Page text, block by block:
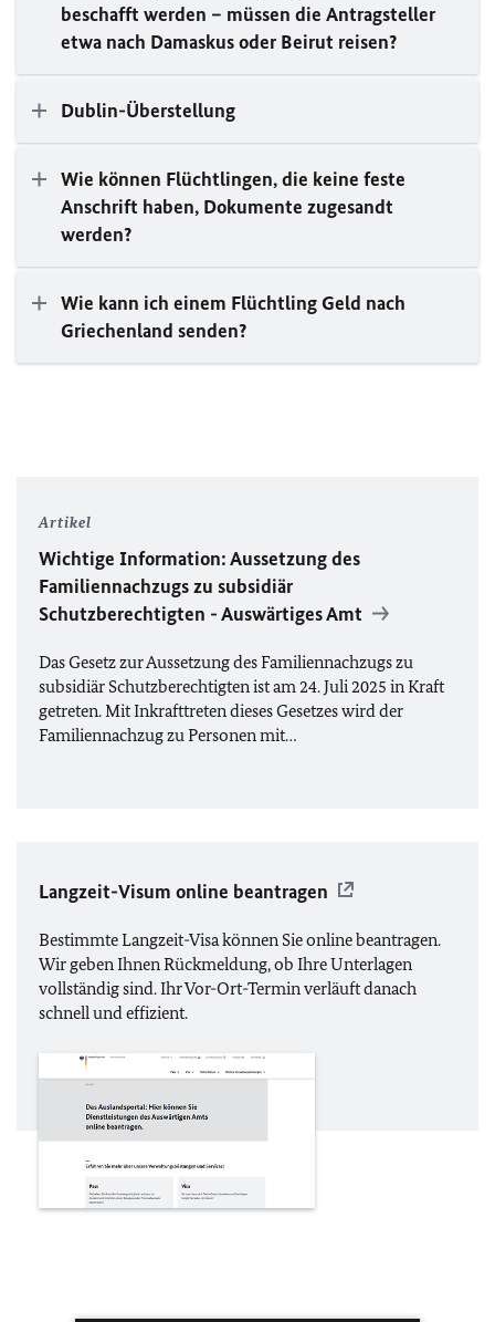
beschafft werden – müssen die Antragsteller
etwa nach Damaskus oder Beirut reisen?
Dublin-Überstellung
Wie können Flüchtlingen, die keine feste
Anschrift haben, Dokumente zugesandt
werden?
Wie kann ich einem Flüchtling Geld nach
Griechenland senden?
Artikel
Wichtige Information: Aussetzung des
Familiennachzugs zu subsidiär
Schutzberechtigten - Auswärtiges Amt
Das Gesetz zur Aussetzung des Familiennachzugs zu
subsidiär Schutzberechtigten ist am 24. Juli 2025 in Kraft
getreten. Mit Inkrafttreten dieses Gesetzes wird der
Familiennachzug zu Personen mit…
Langzeit-Visum online beantragen
Bestimmte Langzeit-Visa können Sie online beantragen.
Wir geben Ihnen Rückmeldung, ob Ihre Unterlagen
vollständig sind. Ihr Vor-Ort-Termin verläuft danach
schnell und effizient.